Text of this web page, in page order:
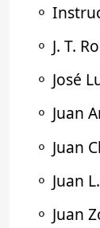
⚬
⚬ J. T.
⚬ José
⚬ Juan
⚬ Juan
⚬ Juan
⚬ Juan